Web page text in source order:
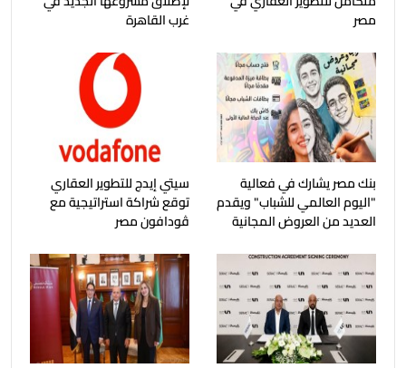
مصر
غرب القاهرة
بنك مصر يشارك في فعالية
"اليوم العالمي للشباب" ويقدم
العديد من العروض المجانية
سيتي إيدج للتطوير العقاري
توقع شراكة استراتيجية مع
ڤودافون مصر